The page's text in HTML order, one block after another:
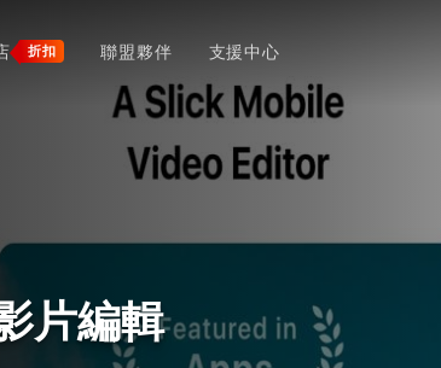
折扣 聯盟夥伴 支援中心
片編輯